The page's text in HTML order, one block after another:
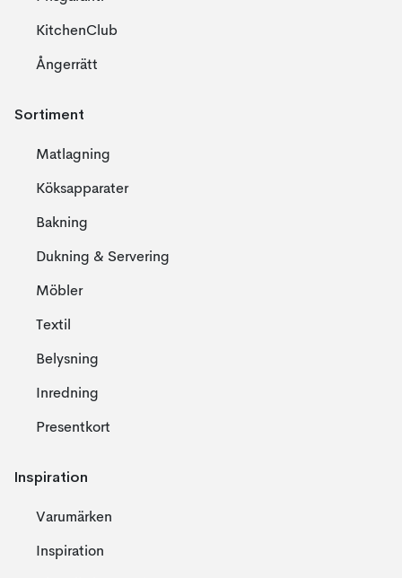
KitchenClub
Ångerrätt
Sortiment
Matlagning
Köksapparater
Bakning
Dukning & Servering
Möbler
Textil
Belysning
Inredning
Presentkort
Inspiration
Varumärken
Inspiration